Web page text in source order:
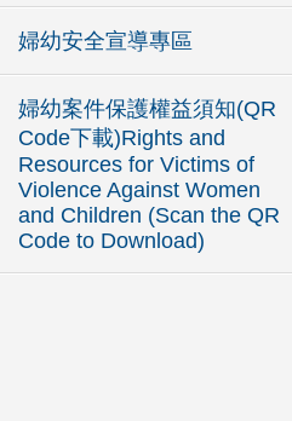
婦幼安全宣導專區
婦幼案件保護權益須知(QR
Code下載)Rights and
Resources for Victims of
Violence Against Women
and Children (Scan the QR
Code to Download)